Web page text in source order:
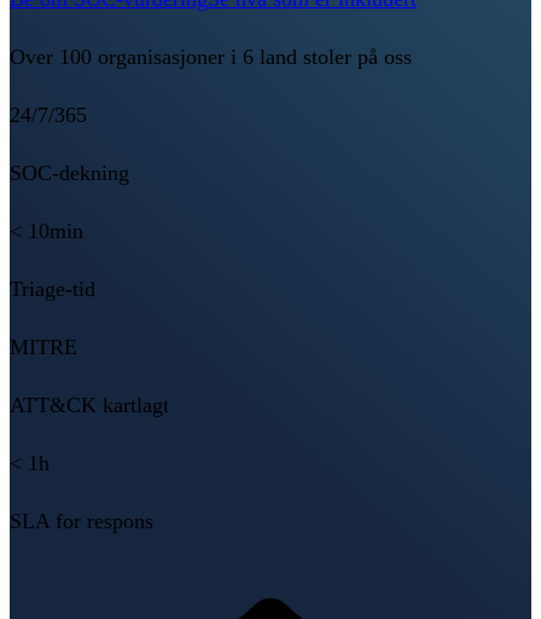
Over 100 organisasjoner i 6 land stoler på oss
24/7/365
SOC-dekning
< 10min
Triage-tid
MITRE
ATT&CK kartlagt
< 1h
SLA for respons